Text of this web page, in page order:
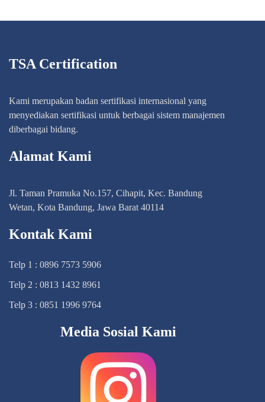
TSA Certification
Kami merupakan badan sertifikasi internasional yang
menyediakan sertifikasi untuk berbagai sistem manajemen
diberbagai bidang.
Alamat Kami
Jl. Taman Pramuka No.157, Cihapit, Kec. Bandung
Wetan, Kota Bandung, Jawa Barat 40114
Kontak Kami
Telp 1 : 0896 7573 5906
Telp 2 : 0813 1432 8961
Telp 3 : 0851 1996 9764
Media Sosial Kami